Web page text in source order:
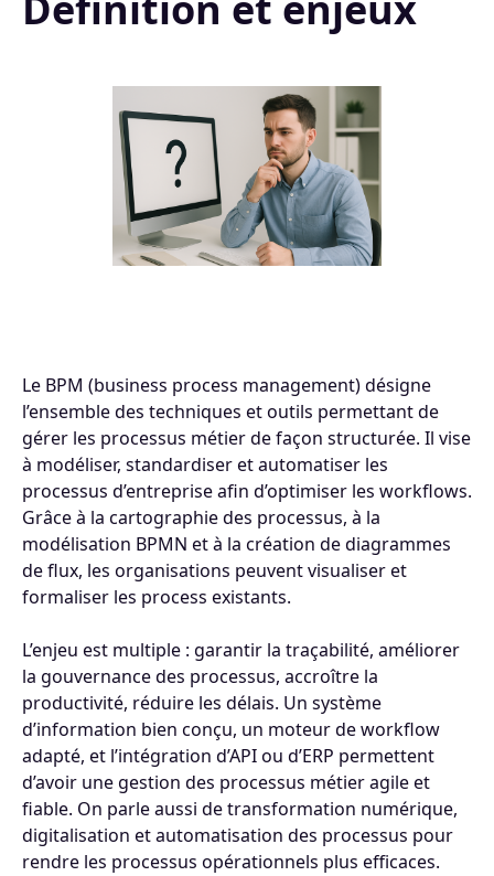
Le BPM (business process management) désigne
l’ensemble des techniques et outils permettant de
gérer les processus métier de façon structurée. Il vise
à modéliser, standardiser et automatiser les
processus d’entreprise afin d’optimiser les workflows.
Grâce à la cartographie des processus, à la
modélisation BPMN et à la création de diagrammes
de flux, les organisations peuvent visualiser et
formaliser les process existants.
L’enjeu est multiple : garantir la traçabilité, améliorer
la gouvernance des processus, accroître la
productivité, réduire les délais. Un système
d’information bien conçu, un moteur de workflow
adapté, et l’intégration d’API ou d’ERP permettent
d’avoir une gestion des processus métier agile et
fiable. On parle aussi de transformation numérique,
digitalisation et automatisation des processus pour
rendre les processus opérationnels plus efficaces.